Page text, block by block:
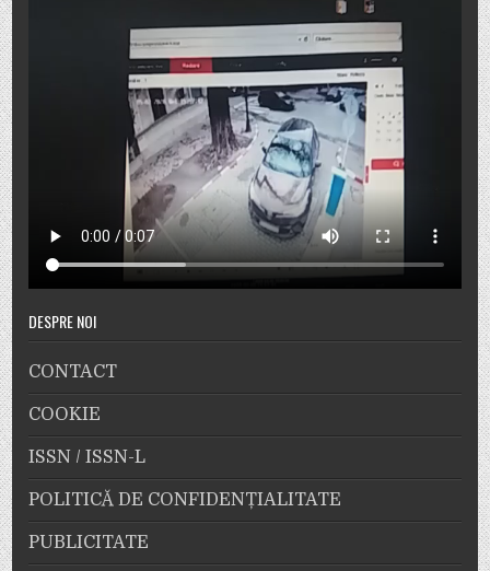
DESPRE NOI
CONTACT
COOKIE
ISSN / ISSN-L
POLITICĂ DE CONFIDENȚIALITATE
PUBLICITATE